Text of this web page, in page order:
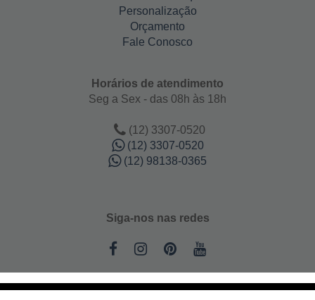
Personalização
Orçamento
Fale Conosco
Horários de atendimento
Seg a Sex - das 08h às 18h
(12) 3307-0520
(12) 3307-0520
(12) 98138-0365
Siga-nos nas redes